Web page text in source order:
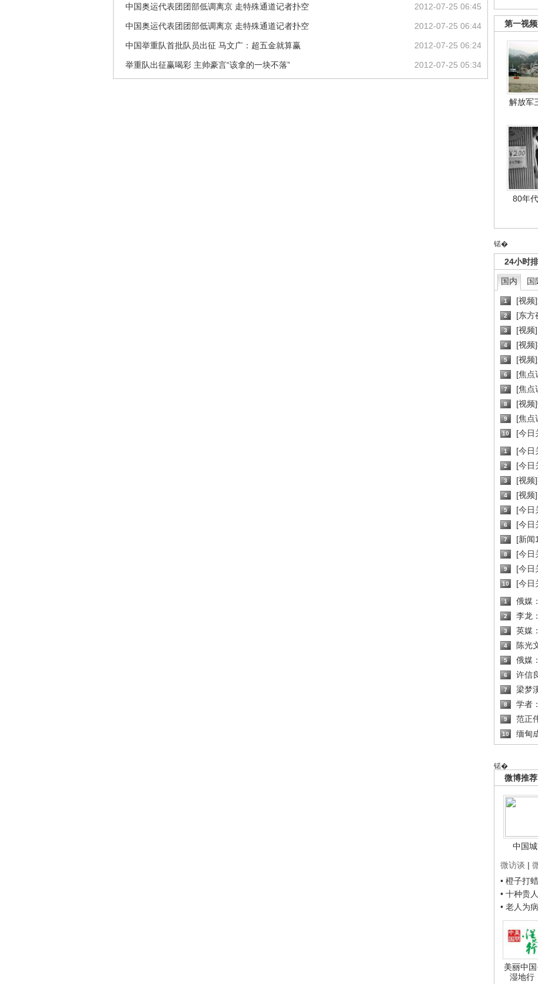
第一视
解放军
80年
锘�
24小时
国内 国
1 [视频
2 [东方
3 [视频
4 [视频
5 [视频
6 [焦点
7 [焦点
8 [视频
9 [焦点
10 [今日
1 [今日
2 [今日
3 [视频
4 [视频
5 [今日
6 [今日
7 [新闻
8 [今日
9 [今日
10 [今日
1 俄媒
2 李龙
3 英媒
4 陈光
5 俄媒
6 许信
7 梁梦
8 学者
9 范正
10 缅甸
锘�
微博推荐
中国
微访谈 |
• 橙子打
• 十种贵
• 老人为
美丽中国·
湿地行
2012-07-25 06:45
中国奥运代表团团部低调离京 走特殊通道记者扑空
2012-07-25 06:44
中国奥运代表团团部低调离京 走特殊通道记者扑空
2012-07-25 06:24
中国举重队首批队员出征 马文广：超五金就算赢
2012-07-25 05:34
举重队出征赢喝彩 主帅豪言“该拿的一块不落”